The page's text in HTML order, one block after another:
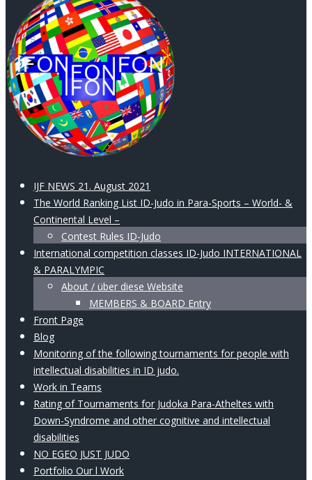
IJF NEWS 21. August 2021
The World Ranking List ID-Judo in Para-Sports – World- &
Continental Level –
Contest Rules ID-Judo
International competition classes ID-Judo INTERNATIONAL
& PARALYMPIC
About / über diese Website
MEMBERS & BOARD Entry
Front Page
Blog
Monitoring of the following tournaments for people with
intellectual disabilities in ID judo.
Work in Teams
Rating of Tournaments for Judoka Para-Atheltes with
Down-Syndrome and other cognitive and intellectual
disabilities
NO EGEO JUST JUDO
Portfolio Our l Work